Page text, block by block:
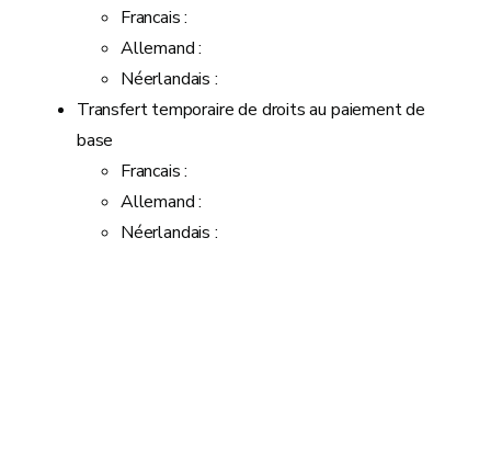
Francais :
Allemand :
Néerlandais :
Transfert temporaire de droits au paiement de
base
Francais :
Allemand :
Néerlandais :